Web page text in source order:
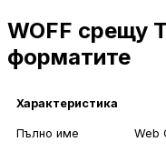
WOFF срещу
форматите
Характеристика
Пълно име Web